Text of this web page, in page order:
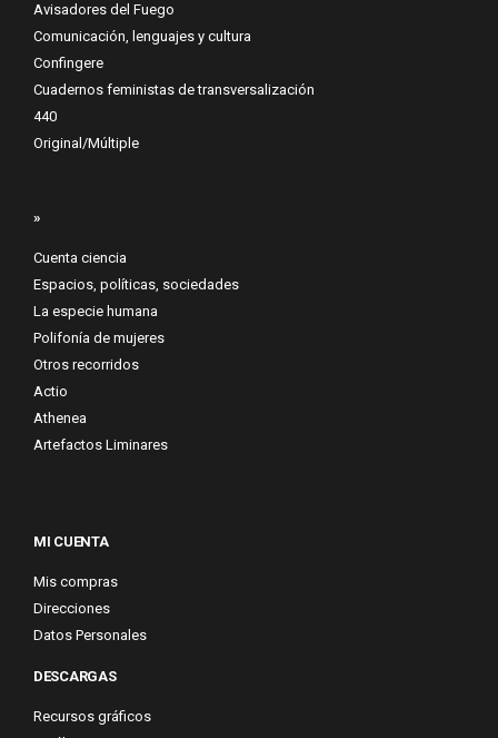
Avisadores del Fuego
Comunicación, lenguajes y cultura
Confingere
Cuadernos feministas de transversalización
440
Original/Múltiple
»
Cuenta ciencia
Espacios, políticas, sociedades
La especie humana
Polifonía de mujeres
Otros recorridos
Actio
Athenea
Artefactos Liminares
MI CUENTA
Mis compras
Direcciones
Datos Personales
DESCARGAS
Recursos gráficos